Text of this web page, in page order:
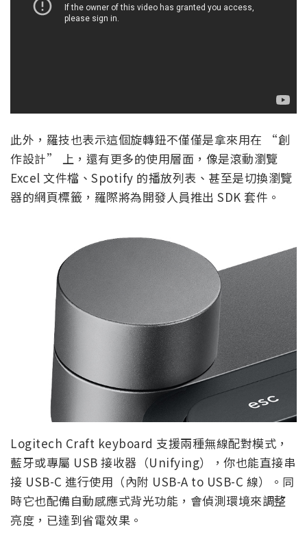
此外，羅技也表示這個旋轉鈕不僅僅是拿來用在 “創
作設計” 上，還有更多的使用層面，像是滾動瀏覽
Excel 文件檔、Spotify 的播放列表、甚至是切換瀏覽
器的網頁標籤，羅際將為開發人員推出 SDK 套件。
Logitech Craft keyboard 支援兩種無線配對模式，
藍牙或專屬 USB 接收器（Unifying），你也能直接串
接 USB-C 進行使用（內附 USB-A to USB-C 線）。同
時它也配備自動感應式背光功能，會偵測環境來調整
亮度，已達到省電效果。